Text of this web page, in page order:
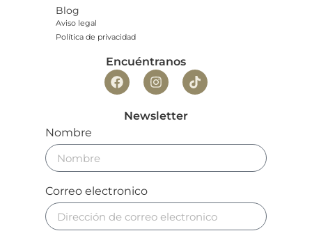
Blog
Aviso legal
Política de privacidad
Encuéntranos
Newsletter
Nombre
Correo electronico